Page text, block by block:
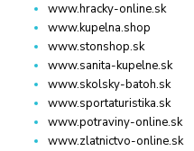
www.hracky-online.sk
www.kupelna.shop
www.stonshop.sk
www.sanita-kupelne.sk
www.skolsky-batoh.sk
www.sportaturistika.sk
www.potraviny-online.sk
www.zlatnictvo-online.sk